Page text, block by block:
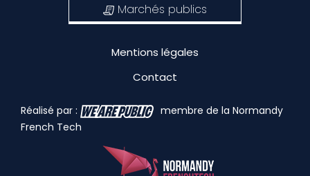
Marchés publics
Mentions légales
Contact
Réalisé par :
membre de la Normandy
French Tech